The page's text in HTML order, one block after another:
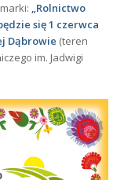
„Rolnictwo
się 1 czerwca
Dąbrowie (teren
im. Jadwigi